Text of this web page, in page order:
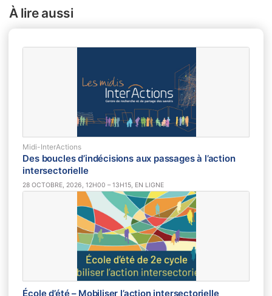
À lire aussi
Midi-InterActions
Des boucles d’indécisions aux passages à l’action
intersectorielle
28 OCTOBRE, 2026, 12H00 – 13H15, EN LIGNE
École d’été – Mobiliser l’action intersectorielle